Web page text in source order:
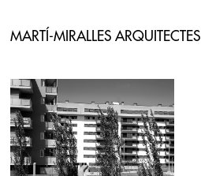
MARTÍ-MIRALLES ARQUITECTES